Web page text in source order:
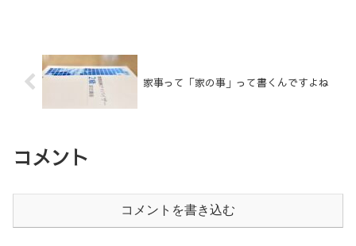
家事って「家の事」って書くんですよね
コメント
コメントを書き込む